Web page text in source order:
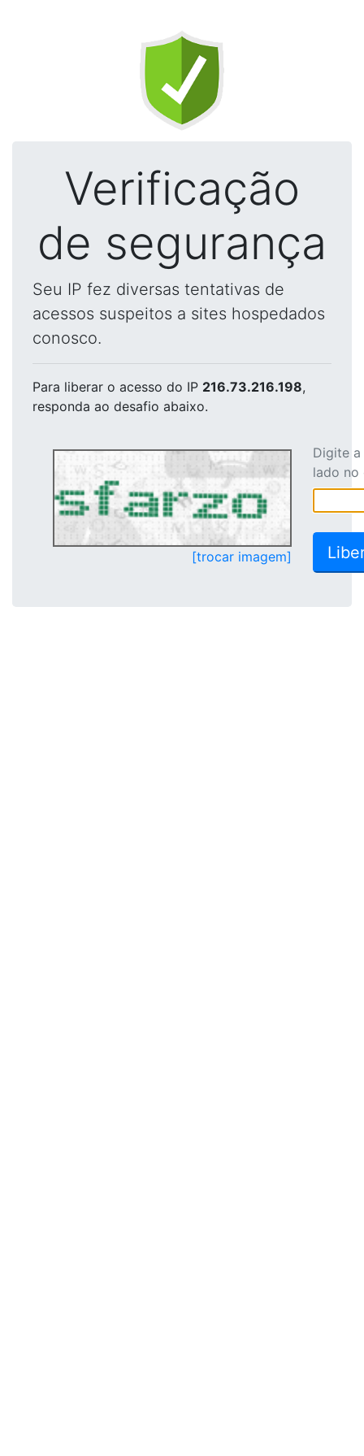
Verificação
de segurança
Seu IP fez diversas tentativas de
acessos suspeitos a sites hospedados
conosco.
Para liberar o acesso do IP 216.73.216.198,
responda ao desafio abaixo.
[trocar imagem]
Digite
lado no